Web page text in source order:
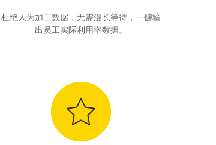
杜绝人为加工数据，无需漫长等待，一键输
出员工实际利用率数据。